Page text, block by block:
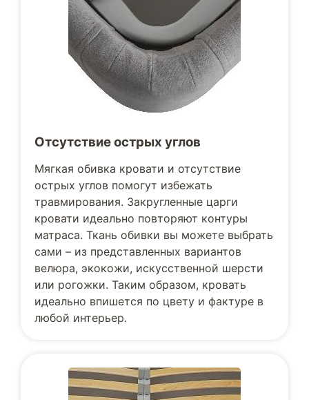
Отсутствие острых углов
Мягкая обивка кровати и отсутствие
острых углов помогут избежать
травмирования. Закругленные царги
кровати идеально повторяют контуры
матраса. Ткань обивки вы можете выбрать
сами – из представленных вариантов
велюра, экокожи, искусственной шерсти
или рогожки. Таким образом, кровать
идеально впишется по цвету и фактуре в
любой интерьер.